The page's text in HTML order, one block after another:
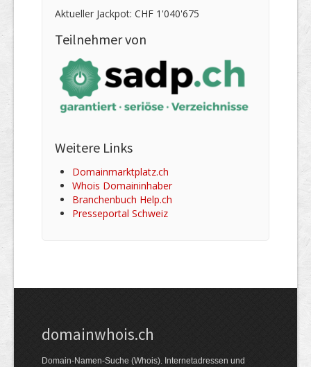
Aktueller Jackpot: CHF 1'040'675
Teilnehmer von
Weitere Links
Domainmarktplatz.ch
Whois Domaininhaber
Branchenbuch Help.ch
Presseportal Schweiz
domainwhois.ch
Domain-Namen-Suche (Whois). Internet­adressen und